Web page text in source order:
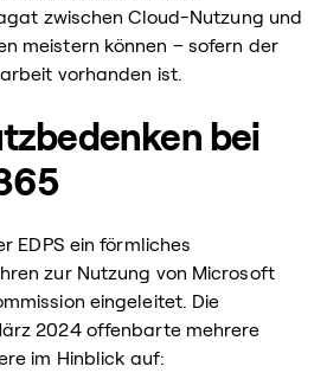
zwischen Cloud-Nutzung und
meistern können – sofern der
vorhanden ist.
bei
EDPS ein förmliches
zur Nutzung von Microsoft
eingeleitet. Die
2024 offenbarte mehrere
im Hinblick auf: